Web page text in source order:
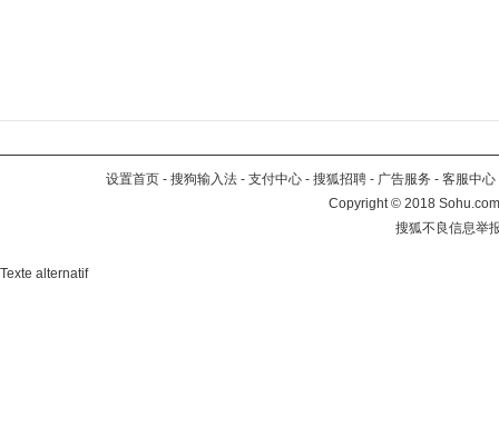
设置首页 - 搜狗输入法 - 支付中心 - 搜狐招聘 - 广告服务 - 客服中心
Copyright©2018
搜狐不良信息举
Texte alternatif